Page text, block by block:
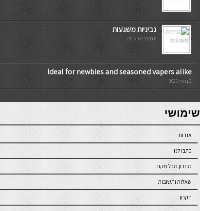
גביניות משגעות
8 בפברואר 2015
Ideal for newbies and seasoned vapers alike
2 במאי 2026
7slots
seriöse online casinos österreich
שימושי
אודות
כתבו לנו
מתכון מכל מקום
שאלות ותשובות
תקנון